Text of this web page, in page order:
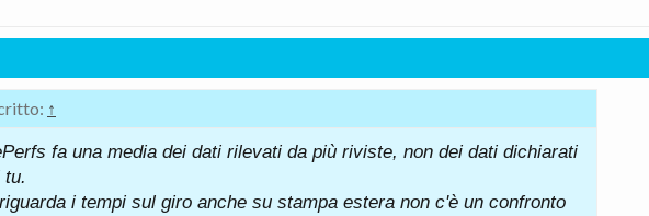
↑
fa una media dei dati rilevati da più riviste, non dei dati dichiarati
i tempi sul giro anche su stampa estera non c'è un confronto